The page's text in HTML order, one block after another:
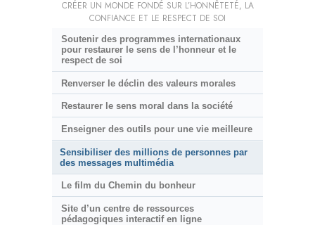
CRÉER UN MONDE FONDÉ SUR L’HONNÊTETÉ, LA
CONFIANCE ET LE RESPECT DE SOI
Soutenir des programmes internationaux
pour restaurer le sens de l’honneur et le
respect de soi
Renverser le déclin des valeurs morales
Restaurer le sens moral dans la société
Enseigner des outils pour une vie meilleure
Sensibiliser des millions de personnes par
des messages multimédia
Le film du Chemin du bonheur
Site d’un centre de ressources
pédagogiques interactif en ligne